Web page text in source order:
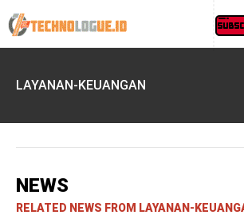
LAYANAN-KEUANGAN
NEWS
RELATED NEWS FROM LAYANAN-